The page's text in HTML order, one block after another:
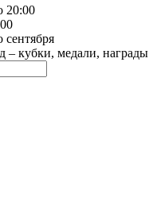
20:00
– кубки, медали, награды